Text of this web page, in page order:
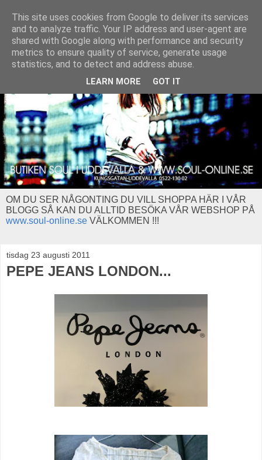
OM DU SER NÅGONTING DU VILL SHOPPA HÄR I VÅR
BLOGG SÅ KAN DU ALLTID BESÖKA VÅR WEBSHOP PÅ
www.soul-online.se VÄLKOMMEN !!!
tisdag 23 augusti 2011
PEPE JEANS LONDON...
This site uses cookies from Google to deliver its services
and to analyze traffic. Your IP address and user-agent are
shared with Google along with performance and security
metrics to ensure quality of service, generate usage
statistics, and to detect and address abuse.
LEARN MORE GOT IT